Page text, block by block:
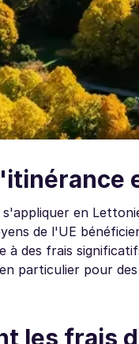
en
de l'UE
des frais
particulier pour
les frais